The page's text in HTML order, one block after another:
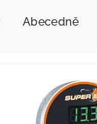
Abecedně